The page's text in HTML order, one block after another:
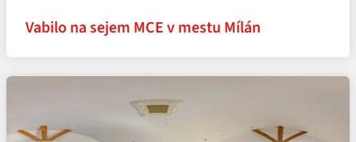
Vabilo na sejem MCE v mestu Mílán